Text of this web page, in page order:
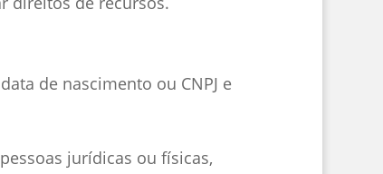
de nascimento ou CNPJ e
jurídicas ou físicas,